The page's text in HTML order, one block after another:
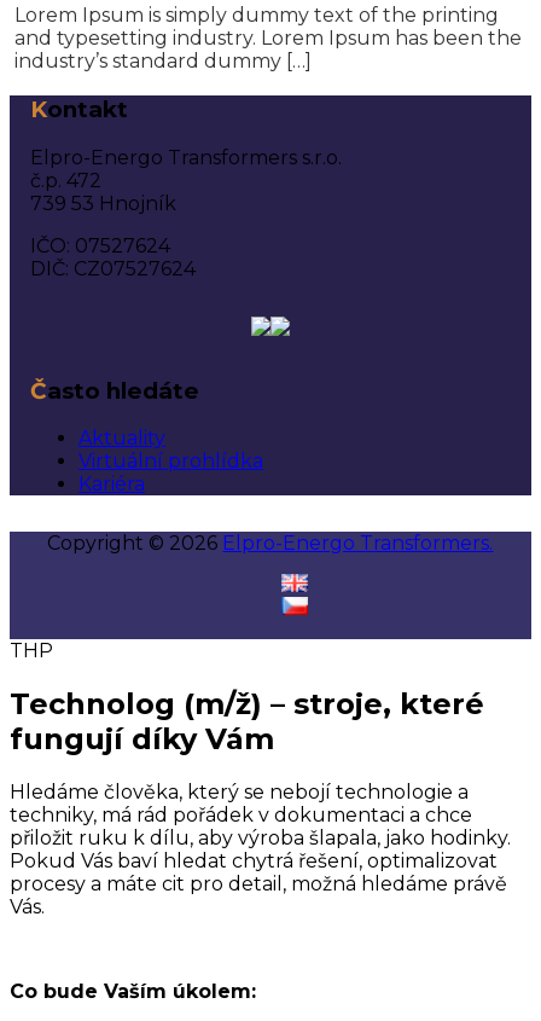
Lorem Ipsum is simply dummy text of the printing
and typesetting industry. Lorem Ipsum has been the
industry’s standard dummy […]
Kontakt
Elpro-Energo Transformers s.r.o.
č.p. 472
739 53 Hnojník
IČO: 07527624
DIČ: CZ07527624
Často hledáte
Aktuality
Virtuální prohlídka
Kariéra
Copyright © 2026 Elpro-Energo Transformers.
THP
Technolog (m/ž) – stroje, které
fungují díky Vám
Hledáme člověka, který se nebojí technologie a
techniky, má rád pořádek v dokumentaci a chce
přiložit ruku k dílu, aby výroba šlapala, jako hodinky.
Pokud Vás baví hledat chytrá řešení, optimalizovat
procesy a máte cit pro detail, možná hledáme právě
Vás.
Co bude Vaším úkolem: